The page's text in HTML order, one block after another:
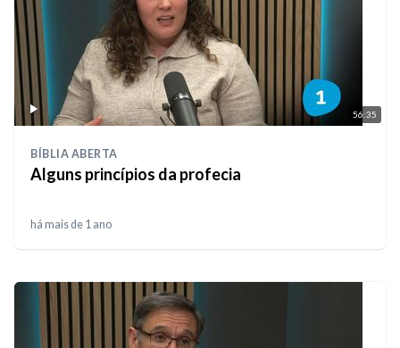
56:35
BÍBLIA ABERTA
Alguns princípios da profecia
há mais de 1 ano